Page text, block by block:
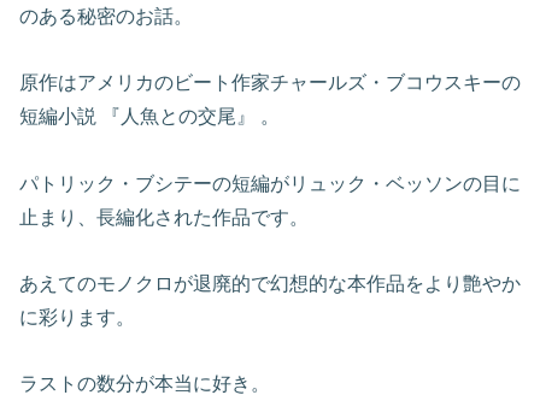
のある秘密のお話。
原作はアメリカのビート作家チャールズ・ブコウスキーの
短編小説 『人魚との交尾』 。
パトリック・ブシテーの短編がリュック・ベッソンの目に
止まり、長編化された作品です。
あえてのモノクロが退廃的で幻想的な本作品をより艶やか
に彩ります。
ラストの数分が本当に好き。